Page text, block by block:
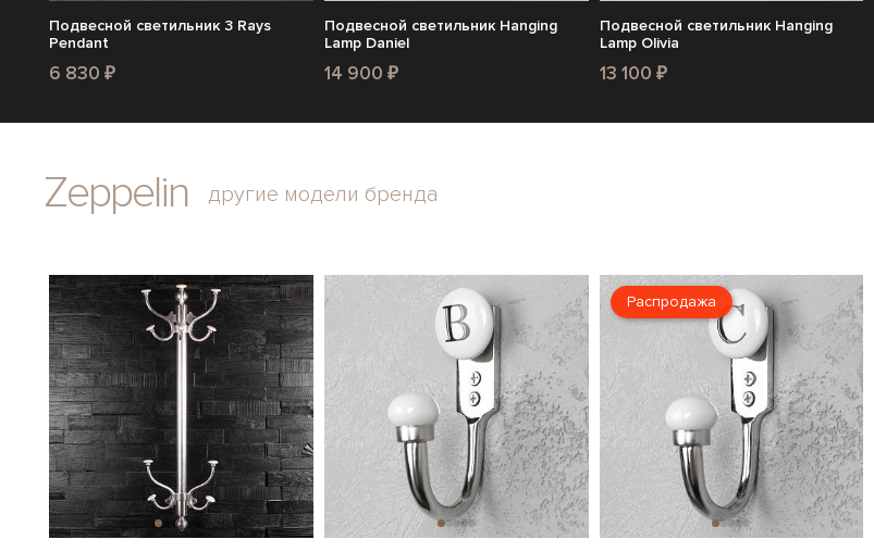
Подвесной светильник 3 Rays
Pendant
6 830 ₽
Подвесной светильник Hanging
Lamp Daniel
14 900 ₽
Подвесной светильник Hanging
Lamp Olivia
13 100 ₽
Zeppelin другие модели бренда
Распродажа